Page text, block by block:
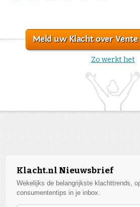
Meld uw Klacht over
Zo werkt het
Klacht.nl Nieuwsbrief
Wekelijks de belangrijkste klachttrends,
consumententips in je inbox.